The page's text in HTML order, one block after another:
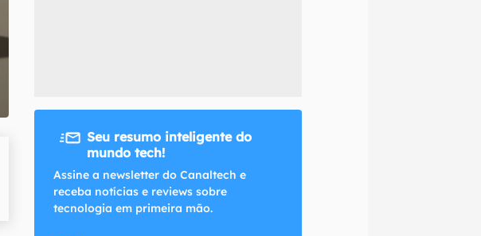
Seu resumo inteligente do
mundo tech!
Assine a newsletter do Canaltech e
receba notícias e reviews sobre
tecnologia em primeira mão.